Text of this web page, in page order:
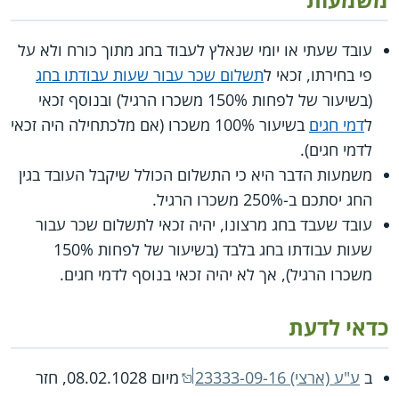
עובד שעתי או יומי שנאלץ לעבוד בחג מתוך כורח ולא על
פי בחירתו, זכאי לתשלום שכר עבור שעות עבודתו בחג
(בשיעור של לפחות 150% משכרו הרגיל) ובנוסף זכאי
לדמי חגים
בשיעור 100% משכרו (אם מלכתחילה היה זכאי
לדמי חגים).
משמעות הדבר היא כי התשלום הכולל שיקבל העובד בגין
החג יסתכם ב-250% משכרו הרגיל.
עובד שעבד בחג מרצונו, יהיה זכאי לתשלום שכר עבור
שעות עבודתו בחג בלבד (בשיעור של לפחות 150%
משכרו הרגיל), אך לא יהיה זכאי בנוסף לדמי חגים.
כדאי לדעת
ב ע"ע (ארצי) 23333-09-16
מיום 08.02.1028, חזר